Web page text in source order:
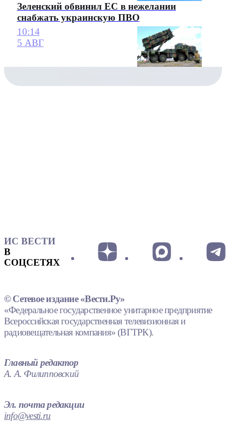
Зеленский обвинил ЕС в нежелании
снабжать украинскую ПВО
10:14
5 АВГ
ИС ВЕСТИ
В
СОЦСЕТЯХ
© Сетевое издание «Вести.Ру»
«Федеральное государственное унитарное предприятие
Всероссийская государственная телевизионная и
радиовещательная компания» (ВГТРК).
Главный редактор
А. А. Филипповский
Эл. почта редакции
info@vesti.ru